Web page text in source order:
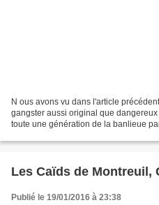
N ous avons vu dans l'article
gangster aussi original que
toute une génération de la banlieue
Les Caïds de Montreuil,
Publié le 19/01/2016 à 23:38